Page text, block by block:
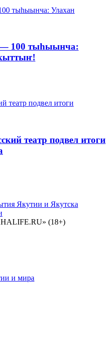
100 тыһыынча:
театр подвел итоги
(18+)
и мира